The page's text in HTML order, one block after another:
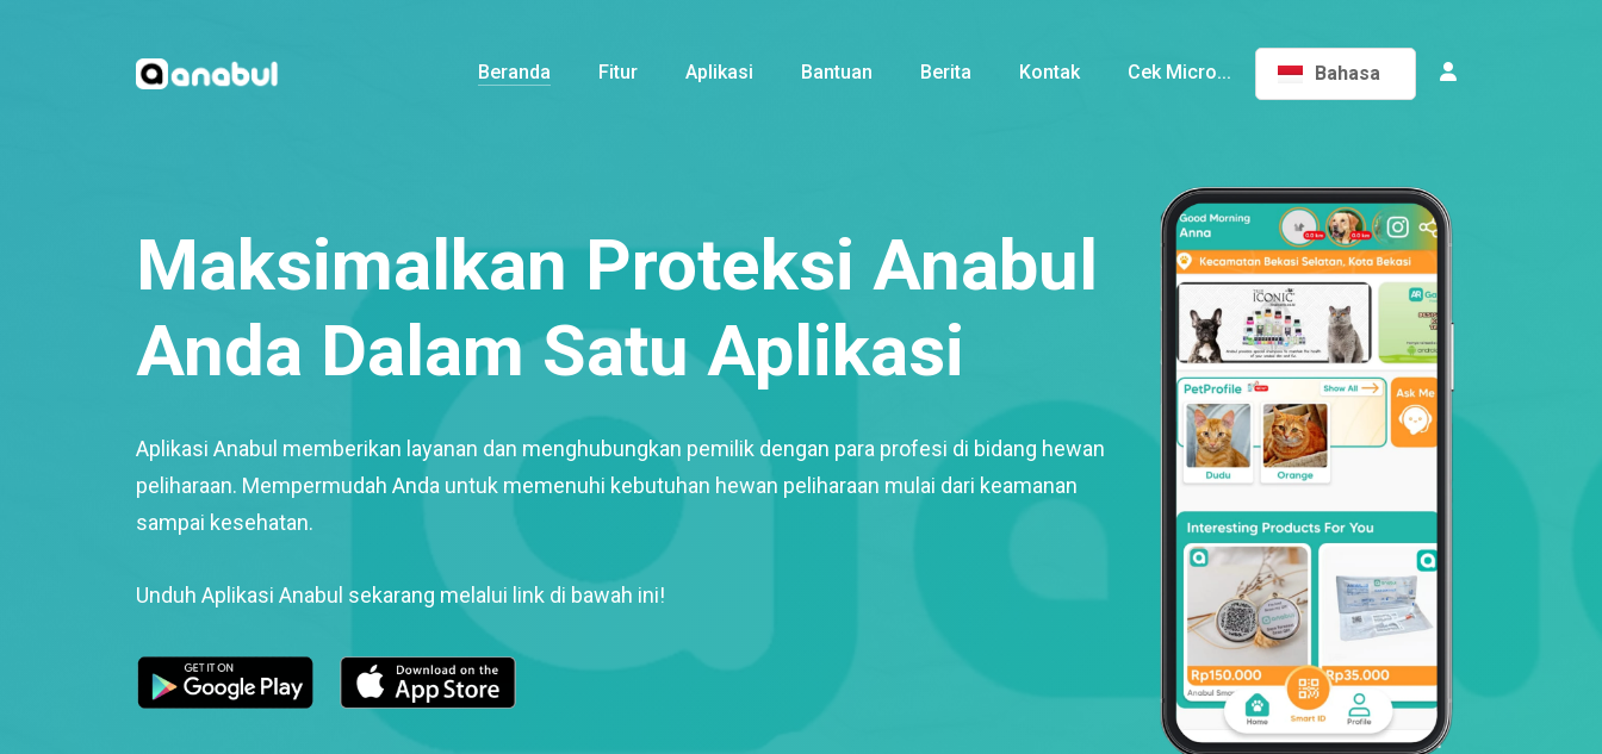
Beranda Fitur Aplikasi Bantuan Berita Kontak Cek Micro... Bahasa
Maksimalkan Proteksi Anabul
Anda Dalam Satu Aplikasi
Aplikasi Anabul memberikan layanan dan menghubungkan pemilik dengan para profesi di bidang hewan
peliharaan. Mempermudah Anda untuk memenuhi kebutuhan hewan peliharaan mulai dari keamanan
sampai kesehatan.
Unduh Aplikasi Anabul sekarang melalui link di bawah ini!